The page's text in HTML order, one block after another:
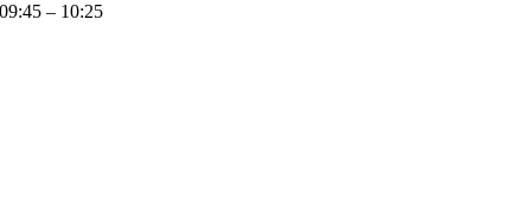
09:45 – 10:25